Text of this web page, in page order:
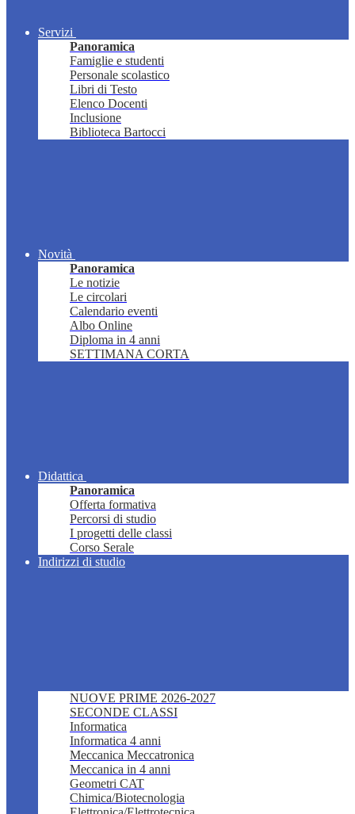
Servizi
Panoramica
Famiglie e studenti
Personale scolastico
Libri di Testo
Elenco Docenti
Inclusione
Biblioteca Bartocci
Novità
Panoramica
Le notizie
Le circolari
Calendario eventi
Albo Online
Diploma in 4 anni
SETTIMANA CORTA
Didattica
Panoramica
Offerta formativa
Percorsi di studio
I progetti delle classi
Corso Serale
Indirizzi di studio
NUOVE PRIME 2026-2027
SECONDE CLASSI
Informatica
Informatica 4 anni
Meccanica Meccatronica
Meccanica in 4 anni
Geometri CAT
Chimica/Biotecnologia